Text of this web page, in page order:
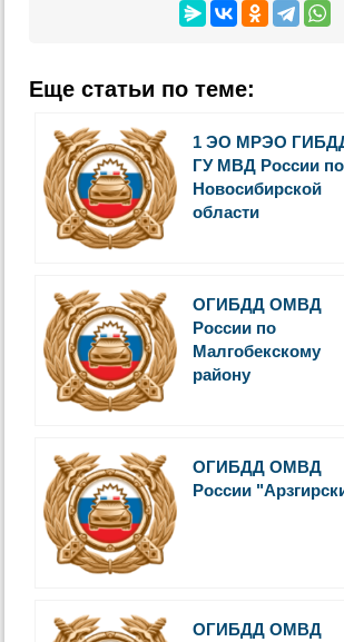
Еще статьи по теме:
1 ЭО МРЭО
ГУ МВД России по
Новосибирской
области
ОГИБДД ОМВД
России по
Малгобекскому
району
ОГИБДД ОМВД
России
ОГИБДД ОМВД